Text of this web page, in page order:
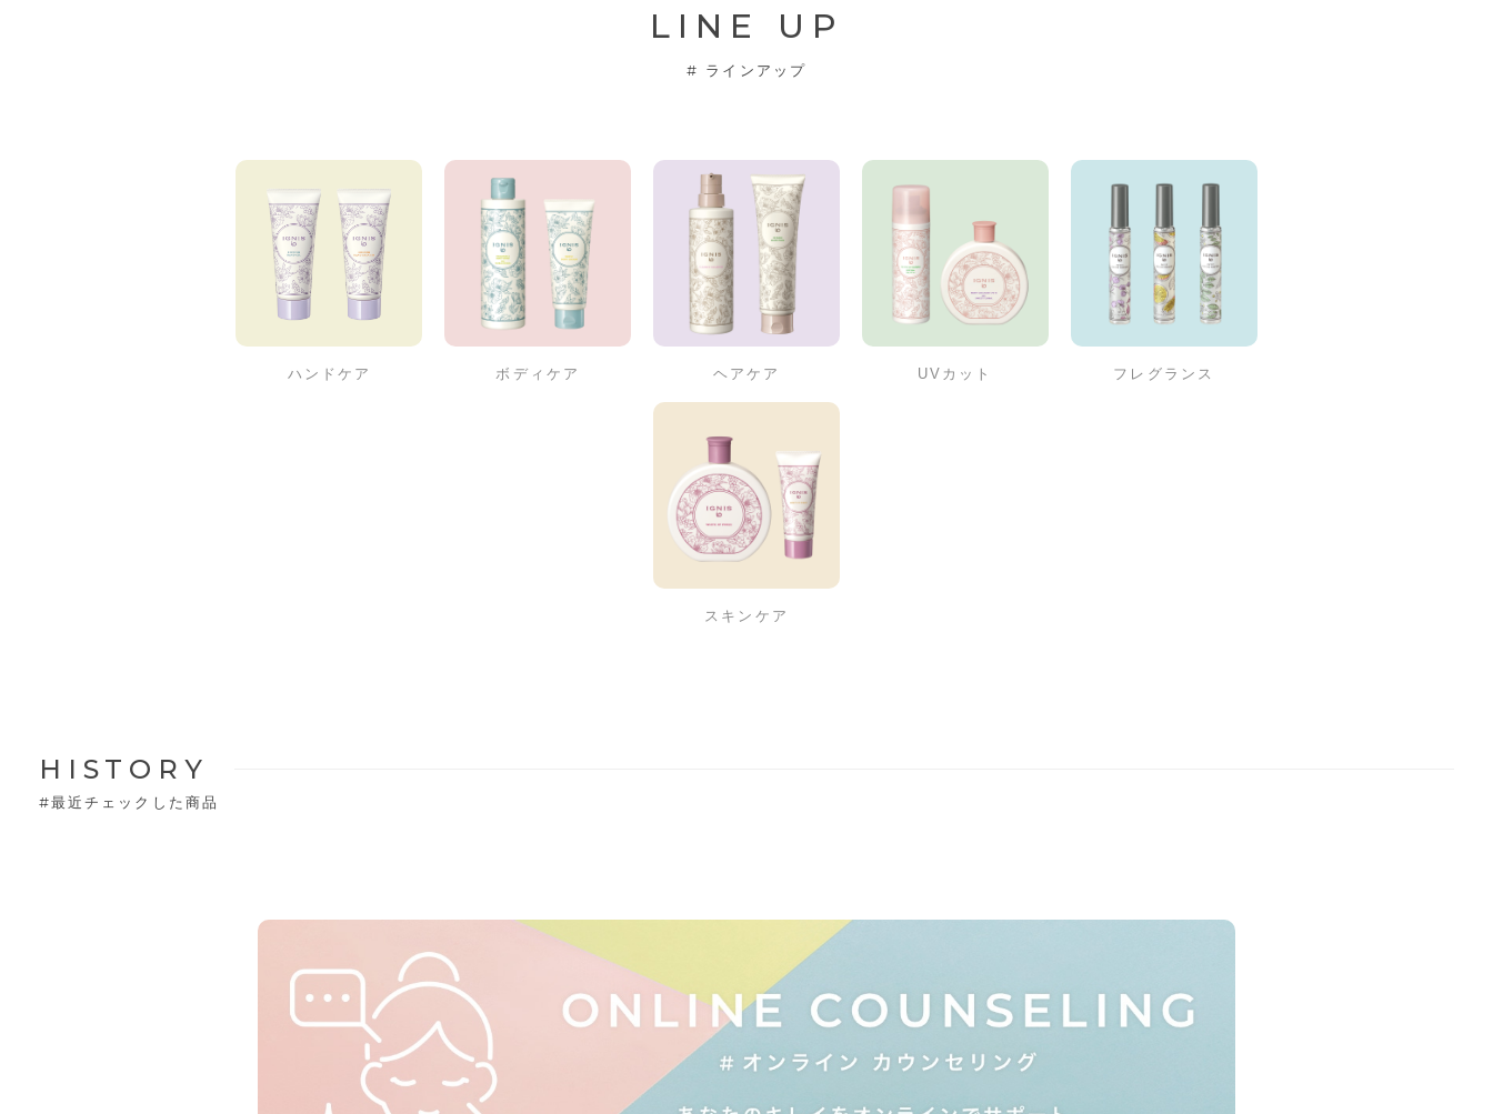
LINE UP
# ラインアップ
ハンドケア ボディケア ヘアケア UVカット フレグランス
スキンケア
HISTORY
#最近チェックした商品